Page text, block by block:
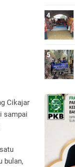
Cikajar
sampai
bulan,